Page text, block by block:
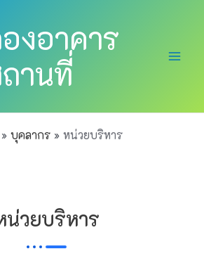
งอาคาร
านที่
บุคลากร หน่วยบริหาร
น่วยบริหาร